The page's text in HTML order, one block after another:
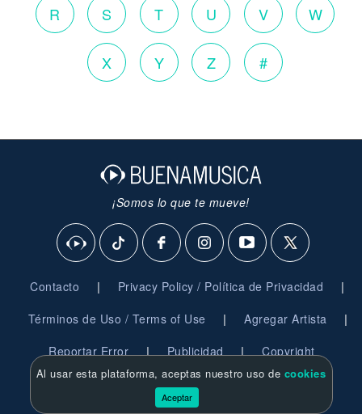
R S T U V W
X Y Z #
¡Somos lo que te mueve!
Contacto | Privacy Policy / Política de Privacidad |
Términos de Uso / Terms of Use | Agregar Artista |
Reportar Error | Publicidad | Copyright
© 2026 BuenaMusica.com - Derechos Reservados
Al usar esta plataforma, aceptas nuestro uso de cookies
Aceptar